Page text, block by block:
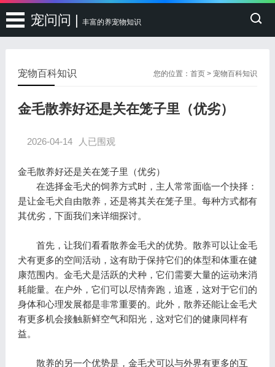
宠问问 | 丰富的养宠物知识
您的位置：首页 >宠物百科知识
宠物百科知识
金毛散养好还是关在笼子里（优劣）
2026-04-14 人已围观
金毛散养好还是关在笼子里（优劣）
在选择金毛犬的饲养方式时，主人常常面临一个抉择：
是让金毛犬自由散养，还是将其关在笼子里。每种方式都有
其优劣，下面我们来详细探讨。
首先，让我们看看散养金毛犬的优势。散养可以让金毛
犬有更多的空间活动，这有助于保持它们的体型和体重在健
康范围内。金毛犬是活跃的犬种，它们需要大量的运动来消
耗能量。在户外，它们可以尽情奔跑，追逐，这对于它们的
身体和心理发展都是非常重要的。此外，散养还能让金毛犬
有更多机会接触新鲜空气和阳光，这对它们的健康同样有
益。
散养的另一个优势是，金毛犬可以与外界有更多的互